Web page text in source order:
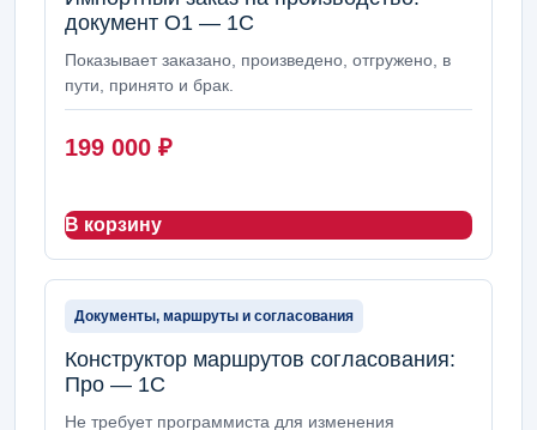
документ О1 — 1С
Показывает заказано, произведено, отгружено, в
пути, принято и брак.
199 000 ₽
В корзину
Документы, маршруты и согласования
Конструктор маршрутов согласования:
Про — 1С
Не требует программиста для изменения